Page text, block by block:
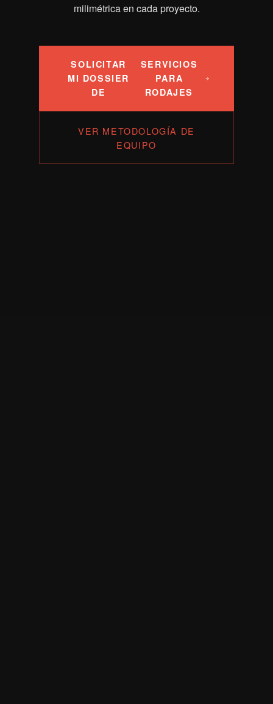
milimétrica en cada proyecto.
SOLICITAR
MI DOSSIER
DE
SERVICIOS
PARA
RODAJES
VER METODOLOGÍA DE
EQUIPO